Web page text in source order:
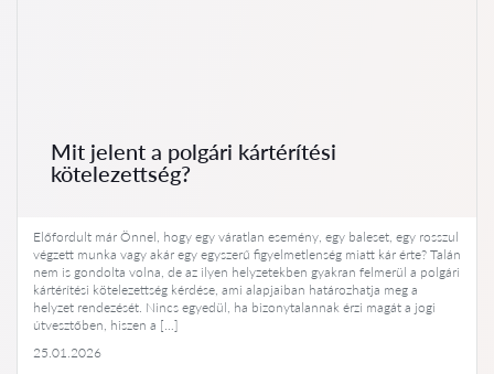
Mit jelent a polgári kártérítési
kötelezettség?
Előfordult már Önnel, hogy egy váratlan esemény, egy baleset, egy rosszul
végzett munka vagy akár egy egyszerű figyelmetlenség miatt kár érte? Talán
nem is gondolta volna, de az ilyen helyzetekben gyakran felmerül a polgári
kártérítési kötelezettség kérdése, ami alapjaiban határozhatja meg a
helyzet rendezését. Nincs egyedül, ha bizonytalannak érzi magát a jogi
útvesztőben, hiszen a […]
25.01.2026